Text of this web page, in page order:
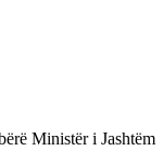
Ministër i Jashtëm